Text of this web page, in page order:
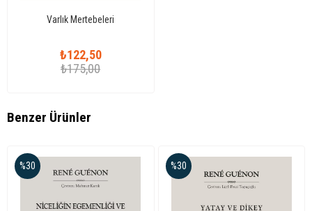
Varlık Mertebeleri
₺122,50
₺175,00
Benzer Ürünler
%30 %30